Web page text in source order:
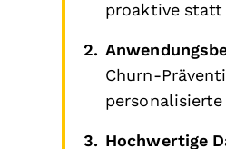
proaktive statt
Churn-
Hochwertige